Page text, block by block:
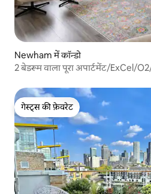
Newham में कॉन्डो
2 बेडरूम वाला पूरा अपार्टमेंट/ExCel/
गेस्ट्स की फ़ेवरेट
गेस्ट्स की फ़ेवरेट